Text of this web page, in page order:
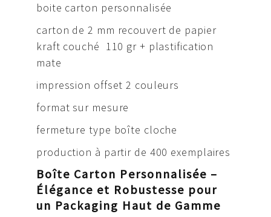
boite carton personnalisée
carton de 2 mm recouvert de papier
kraft couché 110 gr + plastification
mate
impression offset 2 couleurs
format sur mesure
fermeture type boîte cloche
production à partir de 400 exemplaires
Boîte Carton Personnalisée –
Élégance et Robustesse pour
un Packaging Haut de Gamme